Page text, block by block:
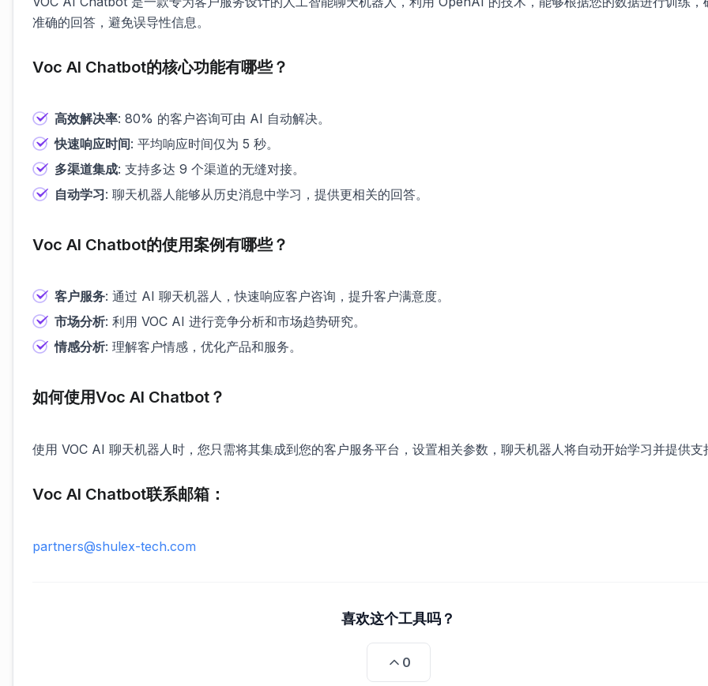
准确的回答，避免误导性信息。
Voc AI Chatbot的核心功能有哪些？
高效解决率: 80% 的客户咨询可由 AI 自动解决。
快速响应时间: 平均响应时间仅为 5 秒。
多渠道集成: 支持多达 9 个渠道的无缝对接。
自动学习: 聊天机器人能够从历史消息中学习，提供更相关的回答。
Voc AI Chatbot的使用案例有哪些？
客户服务: 通过 AI 聊天机器人，快速响应客户咨询，提升客户满意度。
市场分析: 利用 VOC AI 进行竞争分析和市场趋势研究。
情感分析: 理解客户情感，优化产品和服务。
如何使用Voc AI Chatbot？
使用 VOC AI 聊天机器人时，您只需将其集成到您的客户服务平台，设置相关参数，聊天机器人将自动开始学习并提供支
Voc AI Chatbot联系邮箱：
partners@shulex-tech.com
喜欢这个工具吗？
0